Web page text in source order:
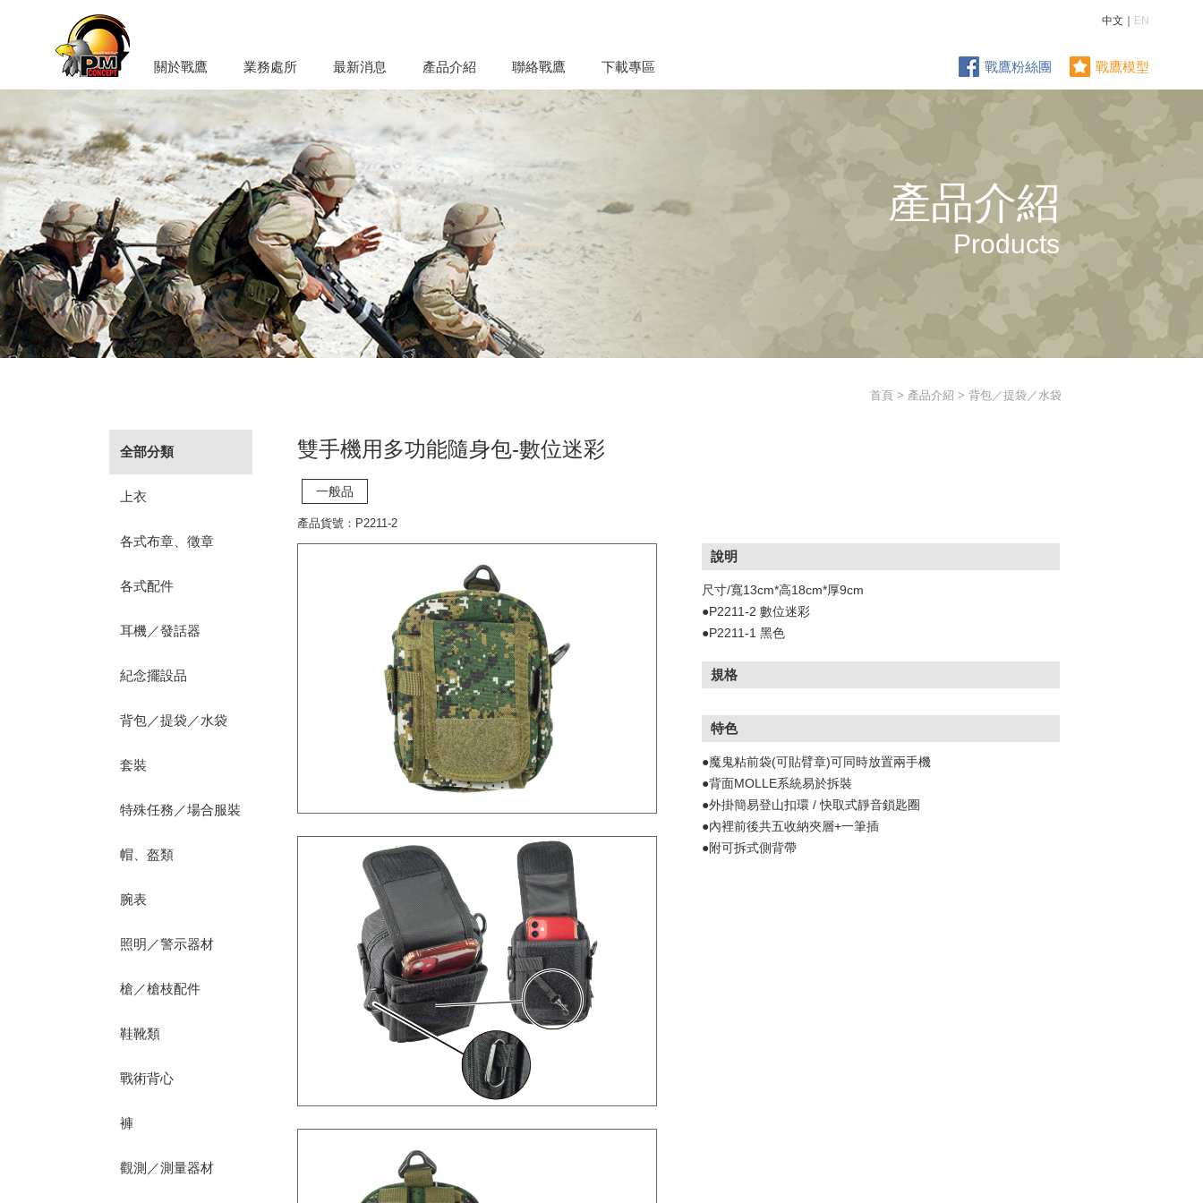
中文｜ EN
關於戰鷹 業務處所 最新消息 產品介紹 聯絡戰鷹 下載專區 戰鷹粉絲團 戰鷹模型
產品介紹
Products
全部分類
上衣
各式布章、徵章
各式配件
耳機／發話器
紀念擺設品
背包／提袋／水袋
套裝
特殊任務／場合服裝
帽、盔類
腕表
照明／警示器材
槍／槍枝配件
鞋靴類
戰術背心
褲
觀測／測量器材
首頁 > 產品介紹 > 背包／提袋／水袋
雙手機用多功能隨身包-數位迷彩
一般品
產品貨號：P2211-2
說明
尺寸/寬13cm*高18cm*厚9cm
●P2211-2 數位迷彩
●P2211-1 黑色
規格
特色
●魔鬼粘前袋(可貼臂章)可同時放置兩手機
●背面MOLLE系統易於拆裝
●外掛簡易登山扣環 / 快取式靜音鎖匙圈
●內裡前後共五收納夾層+一筆插
●附可拆式側背帶